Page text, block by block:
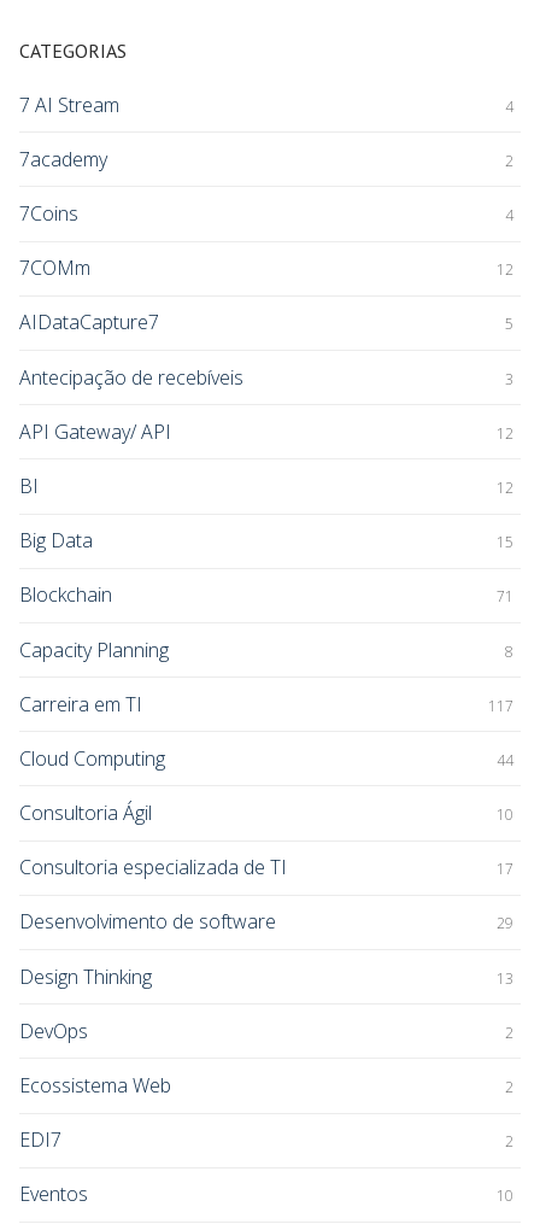
CATEGORIAS
7 AI Stream 4
7academy 2
7Coins 4
7COMm 12
AIDataCapture7 5
Antecipação de recebíveis 3
API Gateway/ API 12
BI 12
Big Data 15
Blockchain 71
Capacity Planning 8
Carreira em TI 117
Cloud Computing 44
Consultoria Ágil 10
Consultoria especializada de TI 17
Desenvolvimento de software 29
Design Thinking 13
DevOps 2
Ecossistema Web 2
EDI7 2
Eventos 10